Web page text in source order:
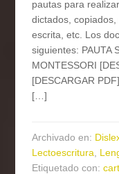
pautas para
dictados,
escrita, etc. Los
siguientes: PAUTA
MONTESSORI
[DESCARGAR
[…]
Archivado en:
Lectoescritura
Etiquetado con: